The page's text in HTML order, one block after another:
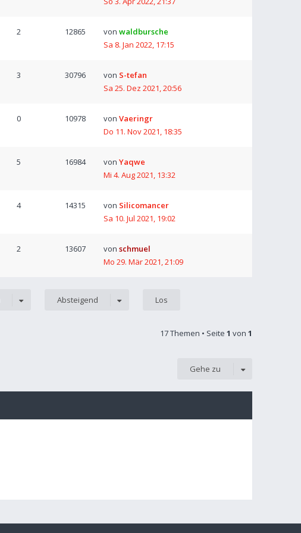
2 12865 von waldbursche
Sa 8. Jan 2022, 17:15
3 30796 von S-tefan
Sa 25. Dez 2021, 20:56
0 10978 von Vaeringr
Do 11. Nov 2021, 18:35
5 16984 von Yaqwe
Mi 4. Aug 2021, 13:32
4 14315 von Silicomancer
Sa 10. Jul 2021, 19:02
2 13607 von schmuel
Mo 29. Mär 2021, 21:09
Absteigend
17 Themen • Seite 1 von 1
Gehe zu